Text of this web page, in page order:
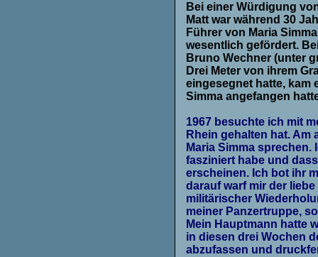
Bei einer Würdigung
Matt war während 30
Führer von Maria
wesentlich gefördert.
Bruno Wechner (unter
Drei Meter von ihrem
eingesegnet hatte, kam
Simma angefangen
1967 besuchte ich mit
Rhein gehalten hat.
Maria Simma
fasziniert habe und
erscheinen. Ich bot ihr
darauf warf mir der
militärischer
meiner Panzertruppe,
Mein Hauptmann hatte
in diesen drei Wochen
abzufassen und